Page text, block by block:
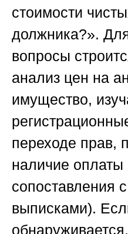
стоимости
должника?».
вопросы
анализ цен на
имущество,
переходе прав,
наличие оплаты
сопоставления
выписками).